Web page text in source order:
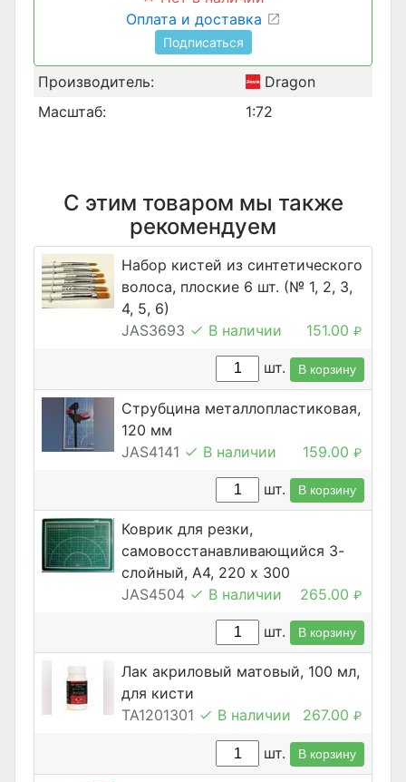
Оплата и доставка
Подписаться
Производитель:
Dragon
Масштаб:
1:72
С этим товаром мы также
рекомендуем
Набор кистей из синтетического
волоса, плоские 6 шт. (№ 1, 2, 3,
4, 5, 6)
JAS3693
В наличии 151.00 ₽
шт. В корзину
Струбцина металлопластиковая,
120 мм
JAS4141
В наличии 159.00 ₽
шт. В корзину
Коврик для резки,
самовосстанавливающийся 3-
слойный, А4, 220 х 300
JAS4504
В наличии 265.00 ₽
шт. В корзину
Лак акриловый матовый, 100 мл,
для кисти
TA1201301
В наличии 267.00 ₽
шт. В корзину